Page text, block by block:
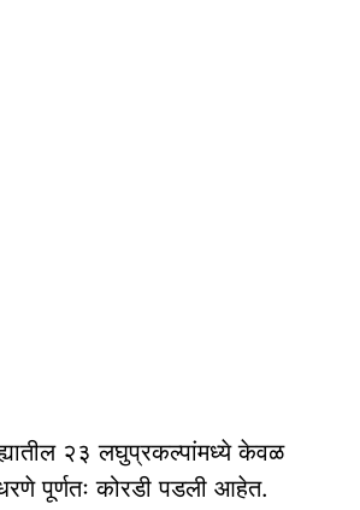
२३ लघुप्रकल्पांमध्ये केवळ
पूर्णतः कोरडी पडली आहेत.